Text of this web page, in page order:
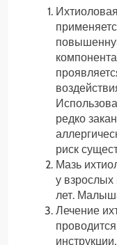
редко
риск
Мазь
у
лет.
Лечение